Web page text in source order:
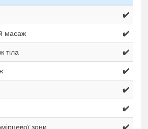
✔️
масаж ✔️
тіла ✔️
✔️
✔️
✔️
зони ✔️